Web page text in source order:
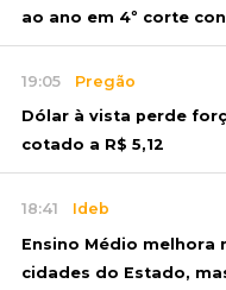
ao ano em 4º corte
19:05 Pregão
Dólar à vista perde
cotado a R$ 5,12
18:41 Ideb
Ensino Médio melhora
cidades do Estado,